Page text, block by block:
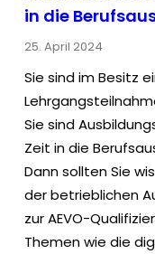
in die
25. April 2024
Sie sind im Besitz
Sie sind
Zeit in die
Dann sollten Sie
der betrieblichen
zur AEVO-
Themen wie die